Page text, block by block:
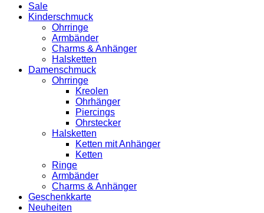
Sale
Kinderschmuck
Ohrringe
Armbänder
Charms & Anhänger
Halsketten
Damenschmuck
Ohrringe
Kreolen
Ohrhänger
Piercings
Ohrstecker
Halsketten
Ketten mit Anhänger
Ketten
Ringe
Armbänder
Charms & Anhänger
Geschenkkarte
Neuheiten